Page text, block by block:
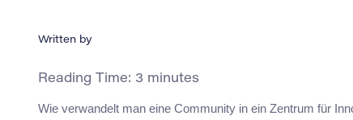
Written by
Reading Time: 3 minutes
Wie verwandelt man eine Community in ein Zentrum für